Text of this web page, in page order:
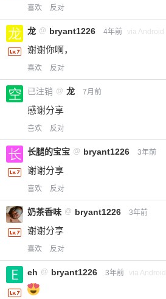
喜欢 反对
龙 @ bryant1226 4年前 via Android
谢谢你啊，
喜欢 反对
已注销 @ 龙 7月前
感谢分享
喜欢 反对
长腿的宝宝 @ bryant1226 3年前
谢谢分享
喜欢 反对
奶茶香味 @ bryant1226 3年前
谢谢分享
喜欢 反对
eh @ bryant1226 3年前 via Android